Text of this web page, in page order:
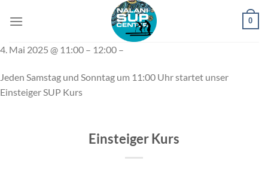
Inhalt
0
4. Mai 2025 @ 11:00 – 12:00 –
Jeden Samstag und Sonntag um 11:00 Uhr startet unser
Einsteiger SUP Kurs
Einsteiger Kurs